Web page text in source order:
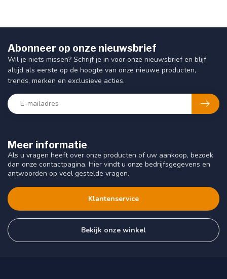
Meer informatie
Als u vragen heeft over onze producten of uw aankoop, bezoek
dan onze contactpagina. Hier vindt u onze bedrijfsgegevens en
antwoorden op veel gestelde vragen.
Klantenservice
Bekijk onze winkel
Abonneer op onze nieuwsbrief
Wil je niets missen? Schrijf je in voor onze nieuwsbrief en blijf
altijd als eerste op de hoogte van onze nieuwe producten,
trends, merken en exclusieve acties.